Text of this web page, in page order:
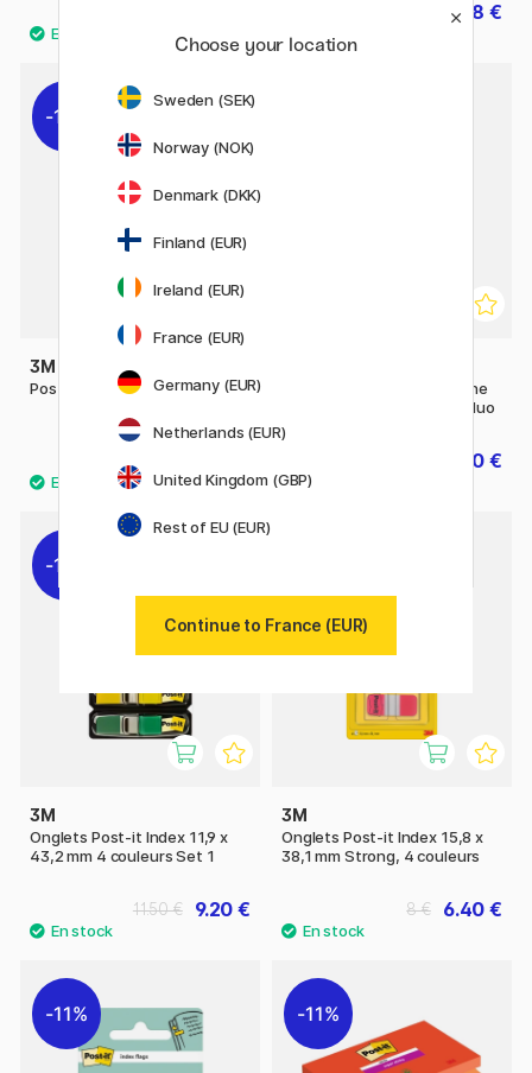
8 €
10 €
11%
3M
Post-it 70x70 Cœur
Onglets Index Post-it Flèche
11,9×43,2 mm 4 couleurs fluo
10 €
11%
3M
Onglets Post-it Index 11,9 x
43,2 mm 4 couleurs Set 1
9.20 €
11.50 €
3M
Onglets Post-it Index 15,8 x
38,1 mm Strong, 4 couleurs
6.40 €
8 €
11% 11%
Choose your location
Sweden (SEK)
Norway (NOK)
Denmark (DKK)
Finland (EUR)
Ireland (EUR)
France (EUR)
Germany (EUR)
Netherlands (EUR)
United Kingdom (GBP)
Rest of EU (EUR)
Continue to France (EUR)